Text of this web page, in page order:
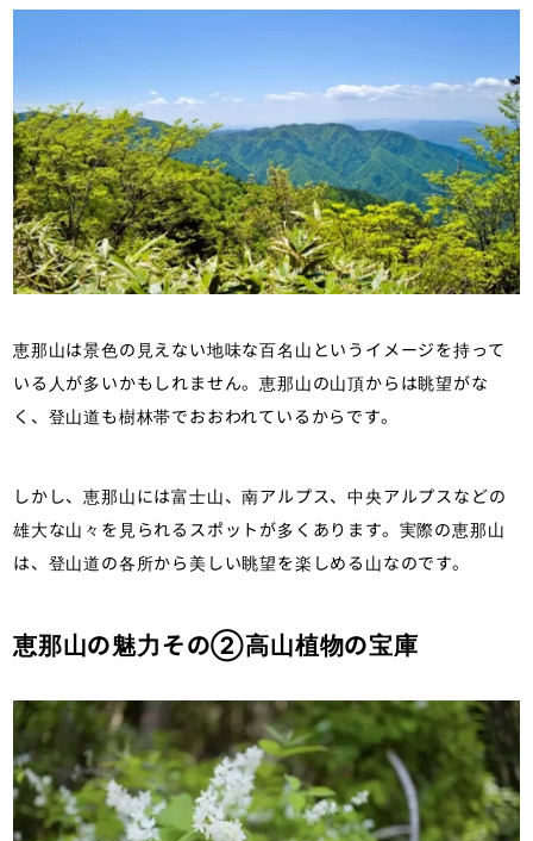
恵那山は景色の見えない地味な百名山というイメージを持って
いる人が多いかもしれません。恵那山の山頂からは眺望がな
く、登山道も樹林帯でおおわれているからです。
しかし、恵那山には富士山、南アルプス、中央アルプスなどの
雄大な山々を見られるスポットが多くあります。実際の恵那山
は、登山道の各所から美しい眺望を楽しめる山なのです。
恵那山の魅力その②高山植物の宝庫